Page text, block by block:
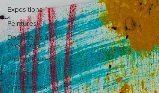
Expositions
Peintures
Documents à
télécharger
Photographies
Livres d'or
Conférences